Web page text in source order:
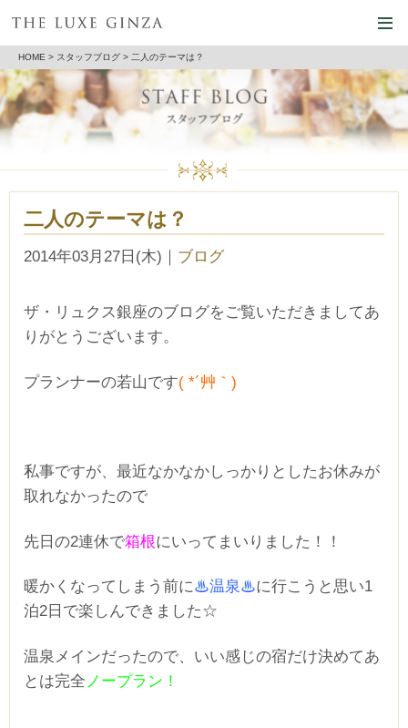
HOME > スタッフブログ > 二人のテーマは？
二人のテーマは？
2014年03月27日(木) ｜ ブログ
ザ・リュクス銀座のブログをご覧いただきましてあ
りがとうございます。
プランナーの若山です( *´艸｀)
私事ですが、最近なかなかしっかりとしたお休みが
取れなかったので
先日の2連休で箱根にいってまいりました！！
暖かくなってしまう前に♨温泉♨に行こうと思い1
泊2日で楽しんできました☆
温泉メインだったので、いい感じの宿だけ決めてあ
とは完全 ノープラン！